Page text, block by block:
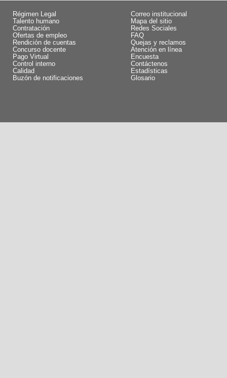
Régimen Legal
Talento humano
Contratación
Ofertas de empleo
Rendición de cuentas
Concurso docente
Pago Virtual
Control interno
Calidad
Buzón de notificaciones
Correo institucional
Mapa del sitio
Redes Sociales
FAQ
Quejas y reclamos
Atención en línea
Encuesta
Contáctenos
Estadísticas
Glosario